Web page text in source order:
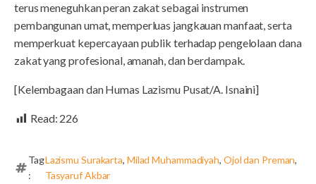
terus meneguhkan peran zakat sebagai instrumen
pembangunan umat, memperluas jangkauan manfaat, serta
memperkuat kepercayaan publik terhadap pengelolaan dana
zakat yang profesional, amanah, dan berdampak.
[Kelembagaan dan Humas Lazismu Pusat/A. Isnaini]
Read: 226
Tag
:
Lazismu Surakarta, Milad Muhammadiyah, Ojol dan Preman,
Tasyaruf Akbar